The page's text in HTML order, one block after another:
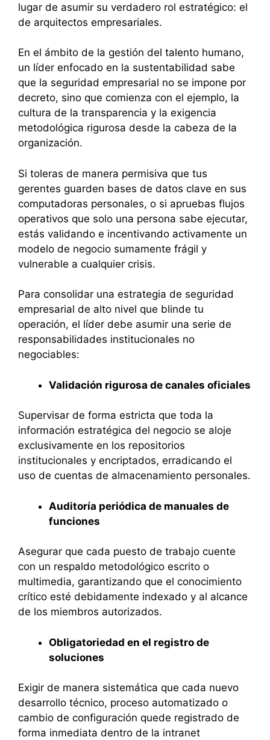
lugar de asumir su verdadero rol estratégico: el
de arquitectos empresariales.
En el ámbito de la gestión del talento humano,
un líder enfocado en la sustentabilidad sabe
que la seguridad empresarial no se impone por
decreto, sino que comienza con el ejemplo, la
cultura de la transparencia y la exigencia
metodológica rigurosa desde la cabeza de la
organización.
Si toleras de manera permisiva que tus
gerentes guarden bases de datos clave en sus
computadoras personales, o si apruebas flujos
operativos que solo una persona sabe ejecutar,
estás validando e incentivando activamente un
modelo de negocio sumamente frágil y
vulnerable a cualquier crisis.
Para consolidar una estrategia de seguridad
empresarial de alto nivel que blinde tu
operación, el líder debe asumir una serie de
responsabilidades institucionales no
negociables:
Validación rigurosa de canales oficiales
Supervisar de forma estricta que toda la
información estratégica del negocio se aloje
exclusivamente en los repositorios
institucionales y encriptados, erradicando el
uso de cuentas de almacenamiento personales.
Auditoría periódica de manuales de
funciones
Asegurar que cada puesto de trabajo cuente
con un respaldo metodológico escrito o
multimedia, garantizando que el conocimiento
crítico esté debidamente indexado y al alcance
de los miembros autorizados.
Obligatoriedad en el registro de
soluciones
Exigir de manera sistemática que cada nuevo
desarrollo técnico, proceso automatizado o
cambio de configuración quede registrado de
forma inmediata dentro de la intranet